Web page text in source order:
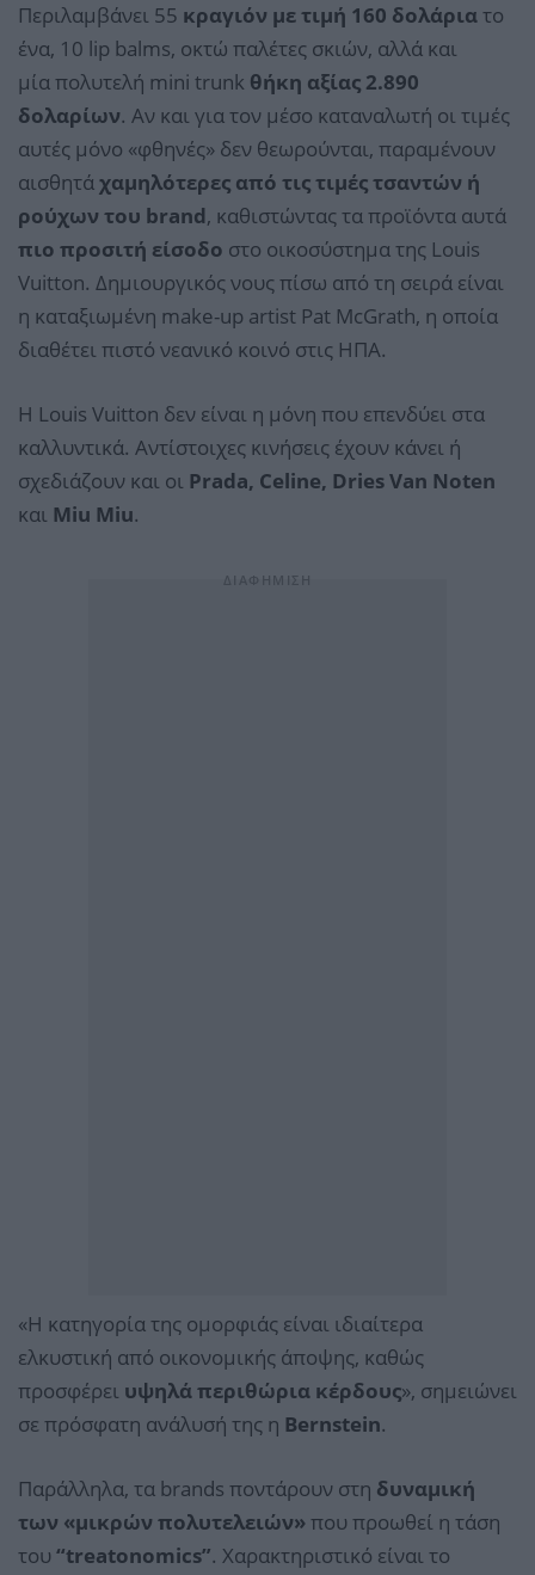
Περιλαμβάνει 55 κραγιόν με τιμή 160 δολάριατο
ένα, 10 lip balms, οκτώ παλέτες σκιών, αλλά και
μία πολυτελή mini trunk θήκη αξίας 2.890
δολαρίων. Αν και για τον μέσο καταναλωτή οι τιμές
αυτές μόνο «φθηνές» δεν θεωρούνται, παραμένουν
αισθητάχαμηλότερες από τις τιμές τσαντών ή
ρούχων του brand, καθιστώντας τα προϊόντα αυτά
πιο προσιτή είσοδο στο οικοσύστημα της Louis
Vuitton. Δημιουργικός νους πίσω από τη σειρά είναι
η καταξιωμένη make-up artist Pat McGrath, η οποία
διαθέτει πιστό νεανικό κοινό στις ΗΠΑ.
Η Louis Vuitton δεν είναι η μόνη που επενδύει στα
καλλυντικά. Αντίστοιχες κινήσεις έχουν κάνει ή
σχεδιάζουν και οι Prada, Celine, Dries Van Noten
και Miu Miu.
«Η κατηγορία της ομορφιάς είναι ιδιαίτερα
ελκυστική από οικονομικής άποψης, καθώς
προσφέρει υψηλά περιθώρια κέρδους», σημειώνει
σε πρόσφατη ανάλυσή της η Bernstein.
Παράλληλα, τα brands ποντάρουν στη δυναμική
των «μικρών πολυτελειών»που προωθεί η τάση
του “treatonomics”. Χαρακτηριστικό είναι το